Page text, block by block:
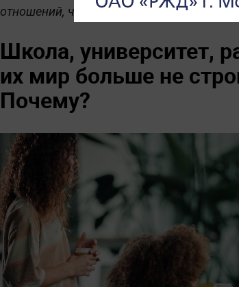
отношений, чтобы сохранять гармонию в
Школа, университет,
их мир больше не
Почему?